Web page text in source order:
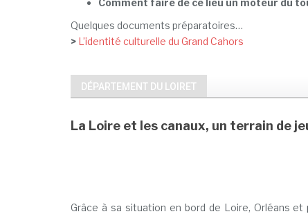
Comment faire de ce lieu un moteur du
Quelques documents préparatoires…
> L’identité culturelle du Grand Cahors
DÉPARTEMENT DU LOIRET
La Loire et les canaux, un terrain de
Grâce à sa situation en bord de Loire, Orléans